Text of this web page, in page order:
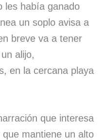
les había ganado
un soplo avisa a
breve va a tener
alijo,
en la cercana playa
que interesa
mantiene un alto